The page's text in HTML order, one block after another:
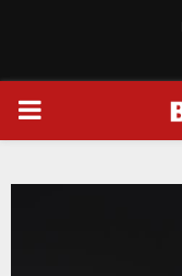
PRIMARY